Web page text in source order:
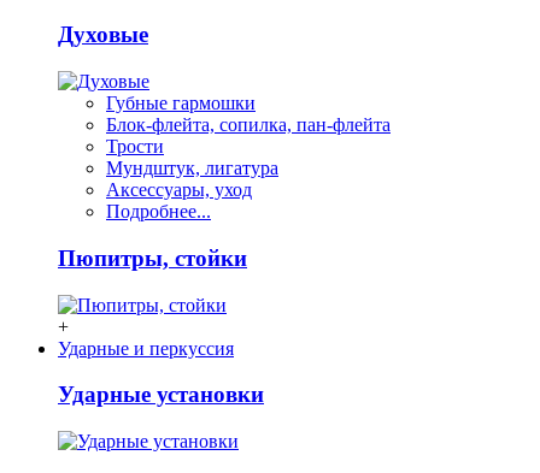
Духовые
Губные гармошки
Блок-флейта, сопилка, пан-флейта
Трости
Мундштук, лигатура
Аксессуары, уход
Подробнее...
Пюпитры, стойки
+
Ударные и перкуссия
Ударные установки